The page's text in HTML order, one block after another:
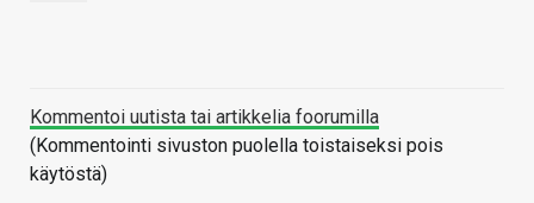
Kommentoi uutista tai artikkelia foorumilla
(Kommentointi sivuston puolella toistaiseksi pois
käytöstä)